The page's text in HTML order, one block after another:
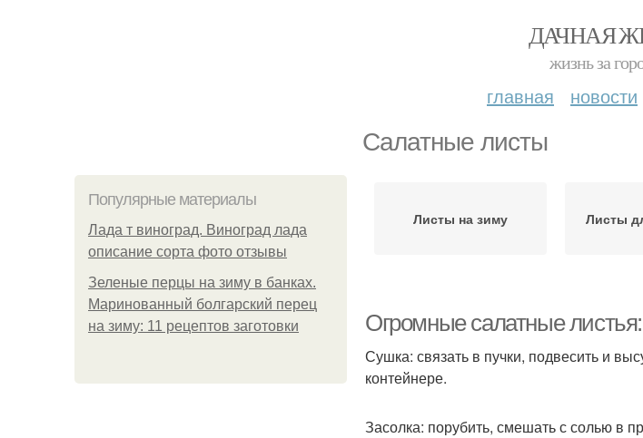
ДАЧНАЯ
жизнь за
главная новости
Салатные листы
Популярные материалы
Лада т виноград. Виноград лада
описание сорта фото отзывы
Зеленые перцы на зиму в банках.
Маринованный болгарский перец
на зиму: 11 рецептов заготовки
Листы на зиму Листы
Огромные салатные
Сушка: связать в пучки, подвесить и
контейнере.
Засолка: порубить, смешать с солью в